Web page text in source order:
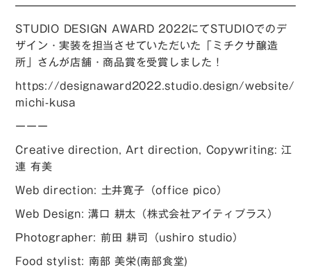
STUDIO DESIGN AWARD 2022にてSTUDIOでのデ
ザイン・実装を担当させていただいた「ミチクサ醸造
所」さんが店舗・商品賞を受賞しました！
https://designaward2022.studio.design/website/
michi-kusa
ーーー
Creative direction, Art direction, Copywriting: 江
連 有美
Web direction: 土井寛子（office pico）
Web Design: 溝口 耕太（株式会社アイティプラス）
Photographer: 前田 耕司（ushiro studio）
Food stylist: 南部 美栄(南部食堂)